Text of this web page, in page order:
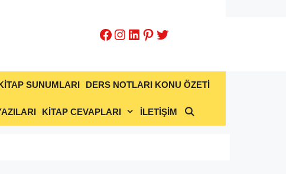
Facebook
Instagram
LinkedIn
Pinterest
Twitter
SUNUMLARI DERS NOTLARI KONU ÖZETİ
KİTAP CEVAPLARI İLETİŞİM